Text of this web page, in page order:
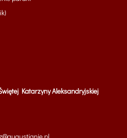
Katarzyny Aleksandryjskiej